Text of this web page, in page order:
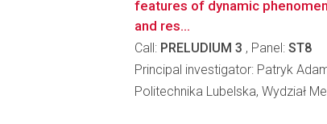
features of dynamic
and res...
Call: PRELUDIUM 3 , Panel: ST8
Principal investigator: Patryk
Politechnika Lubelska, Wydział